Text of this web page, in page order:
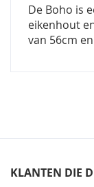
De Boho is
eikenhout
van 56cm
KLANTEN DIE